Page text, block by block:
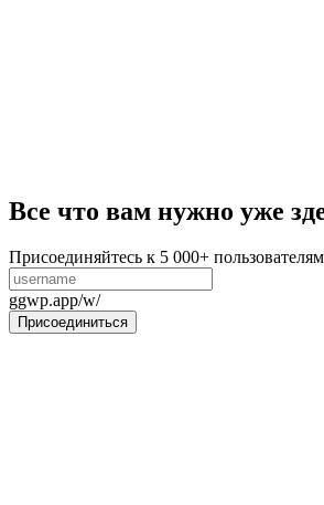
Все что вам нужно уже
Присоединяйтесь к 5 000+
ggwp.app/w/
Присоединиться